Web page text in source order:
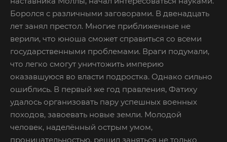
Боролся с различными заговорами. В двенадцать
лет занял престол. Многие приближенные не
верили, что юноша сможет справиться со всеми
государственными проблемами. Враги подумали,
что легко смогут уничтожить империю
оказавшуюся во власти подростка. Однако сильно
ошиблись. В первый же год правления, Фатиху
удалось организовать пару успешных военных
походов, завоевать новые земли. Молодой
человек, наделённый острым умом,
проницательностью, решил заняться не только